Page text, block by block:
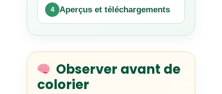
Aperçus et téléchargements
Observer avant de
colorier